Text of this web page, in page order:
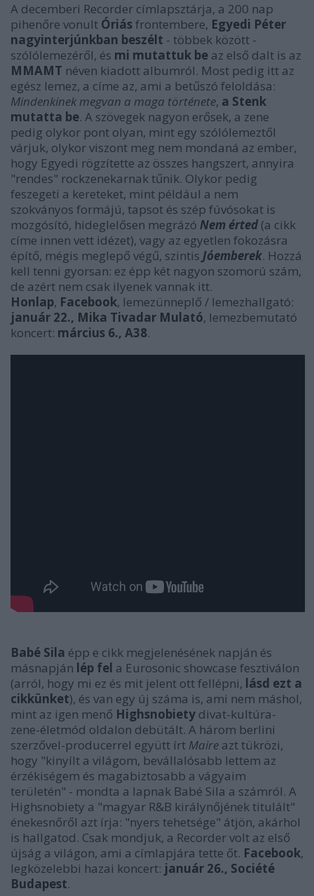
A decemberi Recorder címlapsztárja, a 200 nap
pihenőre vonult Óriásfrontembere, Egyedi Péter
nagyinterjúnkban beszélt - többek között -
szólólemezéről, és mi mutattuk be az első dalt is az
MMAMT néven kiadott albumról. Most pedig itt az
egész lemez, a címe az, ami a betűszó feloldása:
Mindenkinek megvan a maga története, a Stenk
mutatta be. A szövegek nagyon erősek, a zene
pedig olykor pont olyan, mint egy szólólemeztől
várjuk, olykor viszont meg nem mondaná az ember,
hogy Egyedi rögzítette az összes hangszert, annyira
"rendes" rockzenekarnak tűnik. Olykor pedig
feszegeti a kereteket, mint például a nem
szokványos formájú, tapsot és szép fúvósokat is
mozgósító, hideglelősen megrázó Nem érted(a cikk
címe innen vett idézet), vagy az egyetlen fokozásra
építő, mégis meglepő végű, szintis Jóemberek. Hozzá
kell tenni gyorsan: ez épp két nagyon szomorú szám,
de azért nem csak ilyenek vannak itt.
Honlap, Facebook, lemezünneplő / lemezhallgató:
január 22., Mika Tivadar Mulató, lemezbemutató
koncert: március 6., A38.
Babé Sila épp e cikk megjelenésének napján és
másnapján lép fel a Eurosonic showcase fesztiválon
(arról, hogy mi ez és mit jelent ott fellépni, lásd ezt a
cikkünket), és van egy új száma is, ami nem máshol,
mint az igen menő Highsnobiety divat-kultúra-
zene-életmód oldalon debütált. A három berlini
szerzővel-producerrel együtt írt Maire azt tükrözi,
hogy "kinyílt a világom, bevállalósabb lettem az
érzékiségem és magabiztosabb a vágyaim
területén" - mondta a lapnak Babé Sila a számról. A
Highsnobiety a "magyar R&B királynőjének titulált"
énekesnőről azt írja: "nyers tehetsége" átjön, akárhol
is hallgatod. Csak mondjuk, a Recorder volt az első
újság a világon, ami a címlapjára tette őt. Facebook,
legközelebbi hazai koncert: január 26., Société
Budapest.